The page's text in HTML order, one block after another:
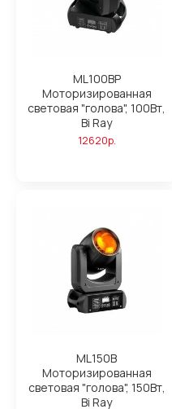
ML100BP
Моторизированная
световая "голова", 100Вт,
Bi Ray
12620р.
ML150B
Моторизированная
световая "голова", 150Вт,
Bi Ray